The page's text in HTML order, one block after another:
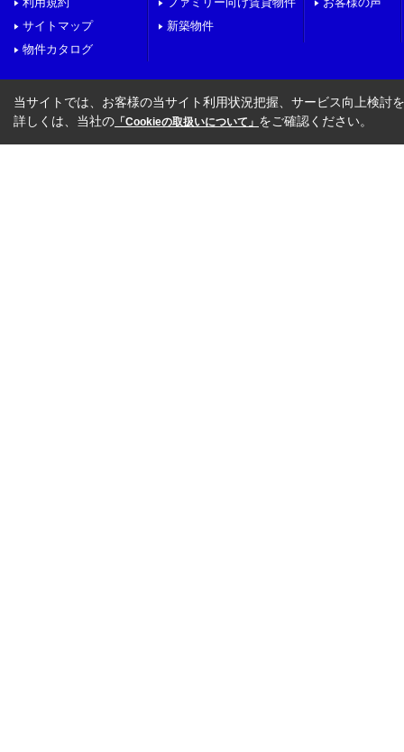
サイトマップ
物件カタログ
新築物件
当サイトでは、お客様の当サイト利用状況把握、サービス向上検討
詳しくは、当社の 「Cookieの取扱いについて」 をご確認ください。